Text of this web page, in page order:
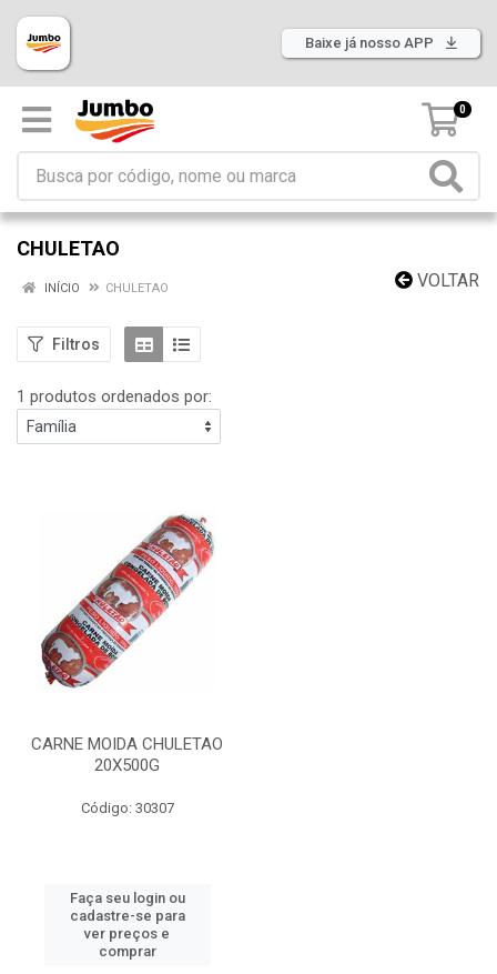
Baixe já nosso APP
0
CHULETAO
VOLTAR
INÍCIO CHULETAO
Filtros
1 produtos ordenados por:
CARNE MOIDA CHULETAO
20X500G
Código: 30307
Faça seu login ou
cadastre-se para
ver preços e
comprar